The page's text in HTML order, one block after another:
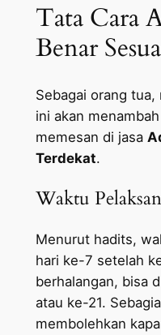
Tata Cara
Benar
Sebagai orang
ini akan
memesan di jasa
Terdekat.
Waktu
Menurut hadits,
hari ke-7 setelah
berhalangan, bisa
atau ke-21.
membolehkan